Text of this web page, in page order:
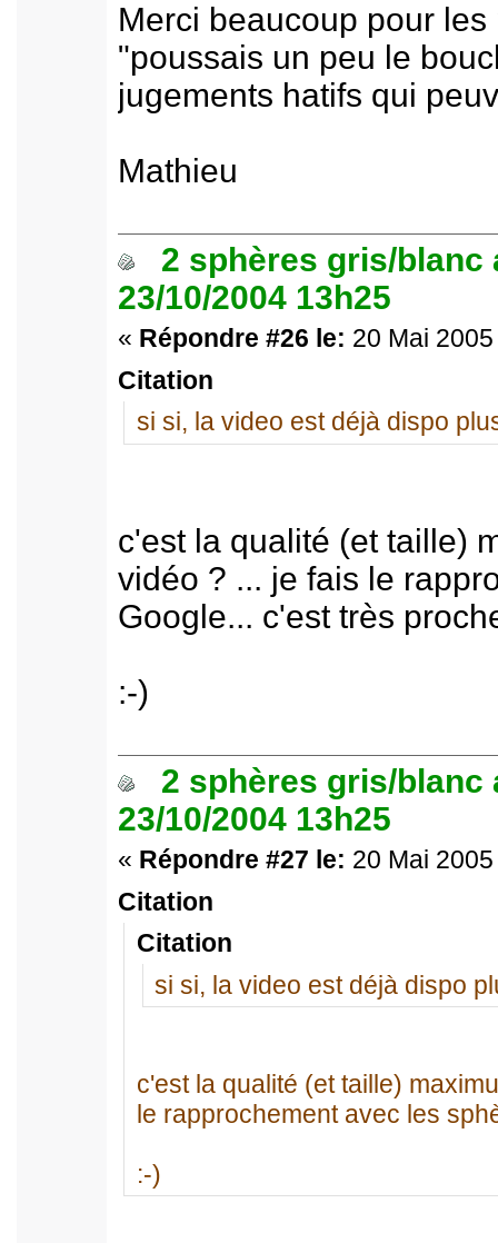
Merci beaucoup pour
"poussais un peu le
jugements hatifs qui
Mathieu
2 sphères gris/blanc
23/10/2004 13h25
« Répondre #26 le: 20 Mai
Citation
si si, la video est déjà dispo
c'est la qualité (et taille)
vidéo ? ... je fais le
Google... c'est très
:-)
2 sphères gris/blanc
23/10/2004 13h25
« Répondre #27 le: 20 Mai
Citation
Citation
si si, la video est déjà dispo
c'est la qualité (et taille)
le rapprochement avec les
:-)